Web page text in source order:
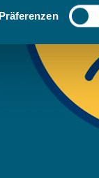
Scannen nach
Inhalte und
Zugriffe auf
unserer
Partner führen
Präferenzen